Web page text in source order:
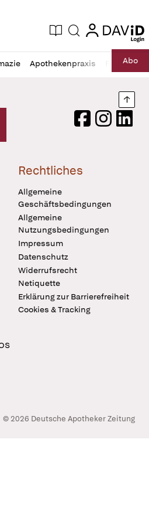
Zeitung
Aktuelle Ausgabe
Suche login
login
Apothekenpraxis RechtAbo
Logo
FacebookInstagram
Rechtliches
Allgemeine
Geschäftsbedingungen
Allgemeine
Nutzungsbedingungen
Impressum
Datenschutz
Widerrufsrecht
Netiquette
Erklärung zur Barrierefreiheit
Cookies & Tracking
© 2026 Deutsche Apotheker Zeitung